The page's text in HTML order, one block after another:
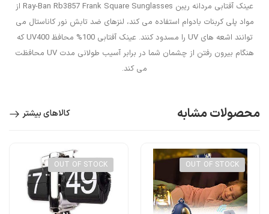
عینک آفتابی مردانه ریبن Ray-Ban Rb3857 Frank Square Sunglasses از
مواد پلی کربنات بادوام استفاده می کند، لنزهای ضد تابش نور کاناستال می
توانند اشعه های UV را مسدود کنند. عینک آفتابی 100% محافظ UV400 که
هنگام بیرون رفتن از چشمان شما در برابر آسیب طولانی مدت UV محافظت
می کند.
محصولات مشابه کالاهای بیشتر
OUT OF STOCK
OUT OF STOCK